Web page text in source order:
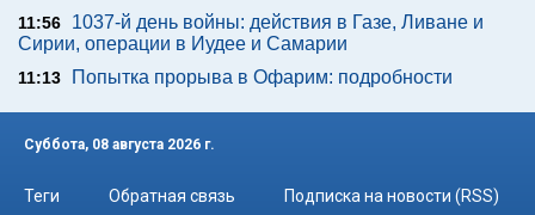
11:56
1037-й день войны: действия в Газе, Ливане и
Сирии, операции в Иудее и Самарии
11:13 Попытка прорыва в Офарим: подробности
Суббота, 08 августа 2026 г.
Теги Обратная связь
Подписка на новости (RSS)